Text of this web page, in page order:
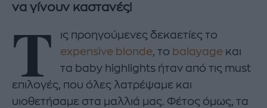
να γίνουν καστανές!
Τ
ις προηγούμενες δεκαετίες το
expensive blonde, το balayage και
τα baby highlights ήταν από τις must
επιλογές, που όλες λατρέψαμε και
υιοθετήσαμε στα μαλλιά μας. Φέτος όμως, τα